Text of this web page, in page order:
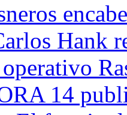
Hank
operativo
14